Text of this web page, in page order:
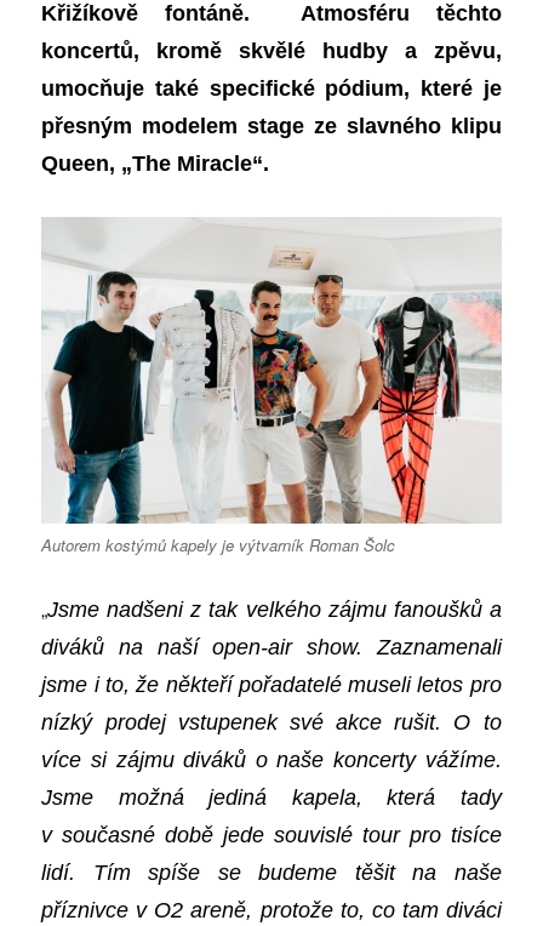
Křižíkově fontáně. Atmosféru těchto
koncertů, kromě skvělé hudby a zpěvu,
umocňuje také specifické pódium, které je
přesným modelem stage ze slavného klipu
Queen, „The Miracle“.
Autorem kostýmů kapely je výtvarník Roman Šolc
„Jsme nadšeni z tak velkého zájmu fanoušků a
diváků na naší open-air show. Zaznamenali
jsme i to, že někteří pořadatelé museli letos pro
nízký prodej vstupenek své akce rušit. O to
více si zájmu diváků o naše koncerty vážíme.
Jsme možná jediná kapela, která tady
v současné době jede souvislé tour pro tisíce
lidí. Tím spíše se budeme těšit na naše
příznivce v O2 areně, protože to, co tam diváci